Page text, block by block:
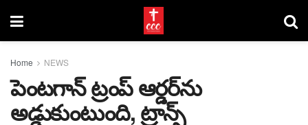
Home NEWS
పెంటగాన్ ట్రంప్ ఆర్డర్‌ను
అడ్డుకుంటుంది, ట్రాన్స్